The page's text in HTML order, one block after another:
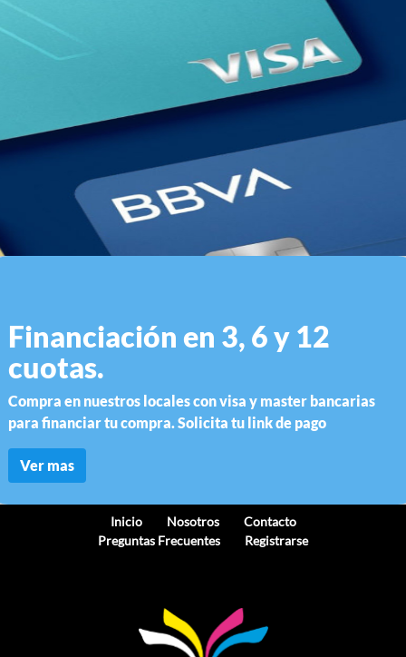
AURICULARES TRUST GAMER RENO BLACK
Financiación en 3, 6 y 12
cuotas.
Compra en nuestros locales con visa y master bancarias
para financiar tu compra. Solicita tu link de pago
Ver mas
Inicio Nosotros
Contacto
Preguntas Frecuentes
Registrarse